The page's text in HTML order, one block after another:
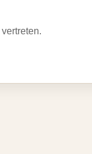
vertreten.